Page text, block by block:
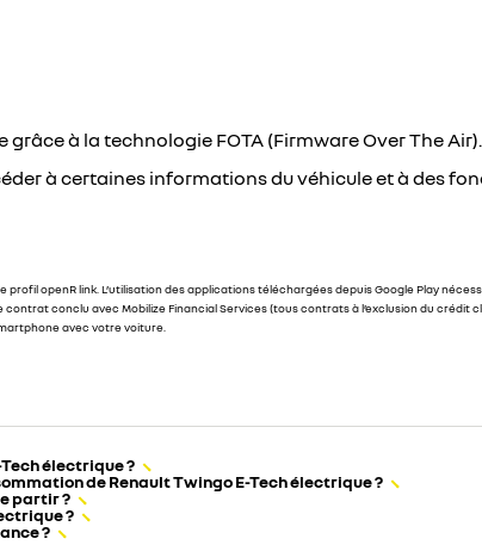
à la technologie FOTA (Firmware Over The Air).
à certaines informations du véhicule et à des
openR link. L’utilisation des applications téléchargées depuis Google Play
conclu avec Mobilize Financial Services (tous contrats à l’exclusion du crédit
avec votre voiture.
électrique ?
de Renault Twingo E-Tech électrique ?
partir ?
?
?